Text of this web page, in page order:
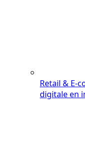
Retail & E-
digitale en